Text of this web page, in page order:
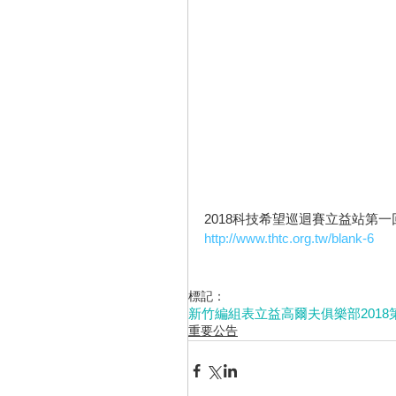
2018科技希望巡迴賽立益站第一
http://www.thtc.org.tw/blank-6
標記：
新竹編組表立益高爾夫俱樂部2018
重要公告